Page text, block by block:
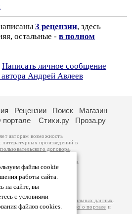
3 рецензии, здесь
остальные - в полном
Написать личное сообщение
Андрей Авлеев
файлы cookie
работы сайта.
на сайте, вы
с условиями
файлов cookies.
Рецензии Поиск
Магазин
Стихи.ру Проза.ру
авторам возможность
произведений в
пользовательского договора
принадлежат авторам
произведений возможна
к которому вы можете
Ответственность за
самостоятельно на
изаконодательства
Политики обработки персональных данных
более подробнуюинформацию о портале и